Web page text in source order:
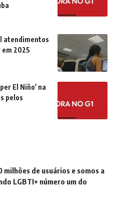
atendimentos
2025
El Niño' na
pelos
milhões de usuários e somos a
LGBTI+ número um do